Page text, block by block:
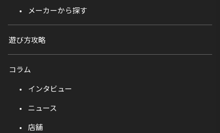
メーカーから探す
遊び方攻略
コラム
インタビュー
ニュース
店舗